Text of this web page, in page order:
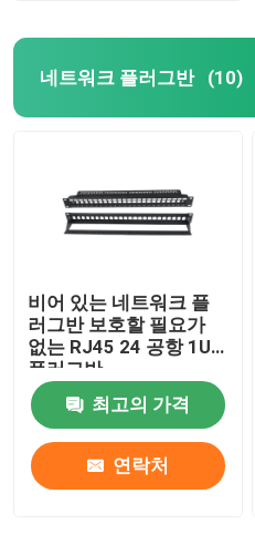
네트워크 플러그반 (10)
비어 있는 네트워크 플
러그반 보호할 필요가
없는 RJ45 24 공항 1U
플러그반
최고의 가격
연락처